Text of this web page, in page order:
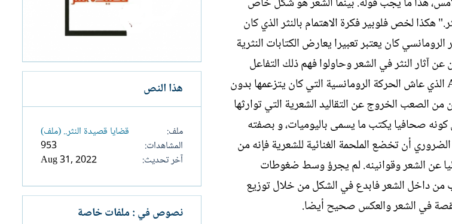
ا
ء
هكذا لخص فلوبير فكرة الاهتمام بالنثر الذي كان
كان يعتبر تعبيرا يعارض الكتابات النثرية
آثار النثر في الشعر وحاولوا فهم ذلك التفاعل
بينهما. وانصب بحثهم على الشاعر والصحفي والمسرحيAloysius Bertrand الذي عاش الحركة الرومانسية التي كان يتزعمها بدون
من الصعب الخروج عن التقاليد الشعرية التي توارثها
كونه صحافيا يكتب ما يسمى باليوميات، و بصفته
في إحدى مقالاته سنة 1828: "إذا كان من الضروري أن تخضع الملحمة الغنائية للشعرية فإنه من
عن الشعر وقوانينه. لم يجرؤ وسط ضغوطات
من داخل الشعر فابدع في الشكل من خلال توزيع
في الشعر والعكس صحيح أيضا.
هذا النص
ملف
قضايا قصيدة النثر.. (ملف)
المشاهدات
953
آخر تحديث
Aug 31, 2022
نصوص في : ملفات خاصة